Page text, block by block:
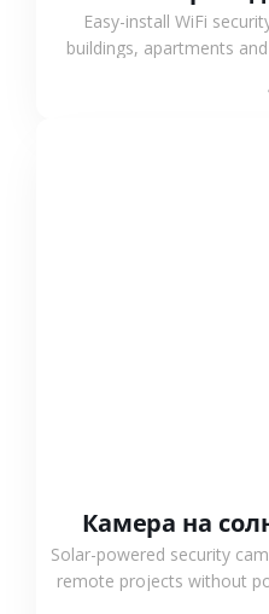
Easy-install WiFi
buildings, apartments
Камера на
Solar-powered security
remote projects without